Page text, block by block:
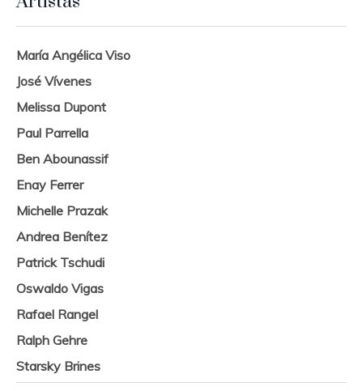
María Angélica Viso
José Vívenes
Melissa Dupont
Paul Parrella
Ben Abounassif
Enay Ferrer
Michelle Prazak
Andrea Benítez
Patrick Tschudi
Oswaldo Vigas
Rafael Rangel
Ralph Gehre
Starsky Brines